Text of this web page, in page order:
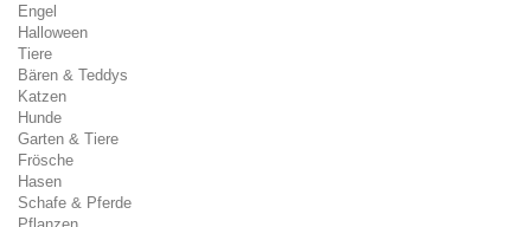
Engel
Halloween
Tiere
Bären & Teddys
Katzen
Hunde
Garten & Tiere
Frösche
Hasen
Schafe & Pferde